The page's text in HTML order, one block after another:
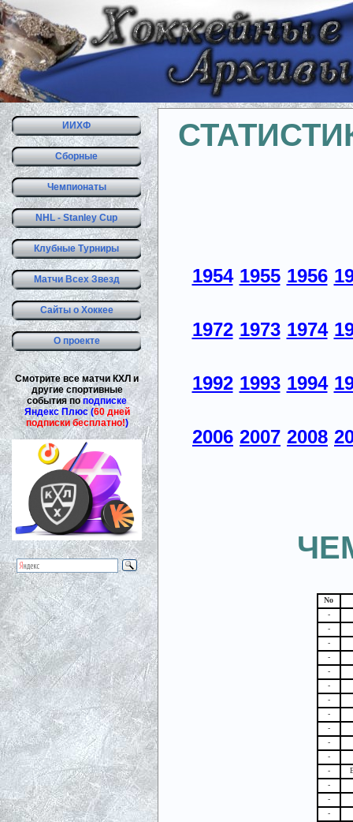
ИИХФ
Сборные
Чемпионаты
NHL - Stanley Cup
Клубные Турниры
Матчи Всех Звезд
Сайты о Хоккее
О проекте
Смотрите все матчи КХЛ и
другие спортивные
события поподписке
Яндекс Плюс (60 дней
подписки бесплатно!)
1954 1955 1956
1972 1973 1974
1992 1993 1994
2006 2007 2008
No
-
-
-
-
-
-
-
-
-
-
-
-
-
-
-